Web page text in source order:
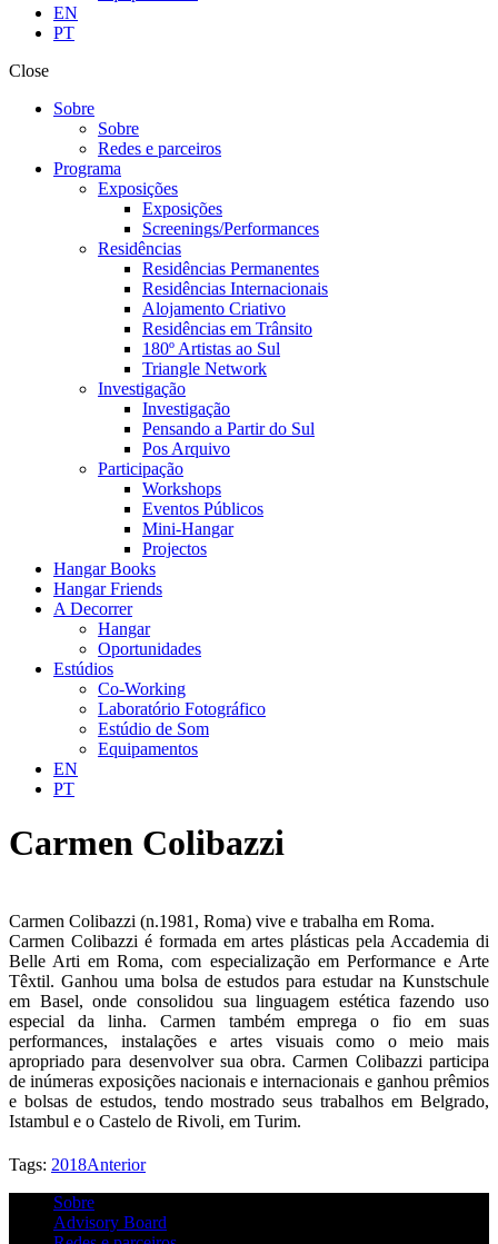
EN
PT
Close
Sobre
Sobre
Redes e parceiros
Programa
Exposições
Exposições
Screenings/Performances
Residências
Residências Permanentes
Residências Internacionais
Alojamento Criativo
Residências em Trânsito
180º Artistas ao Sul
Triangle Network
Investigação
Investigação
Pensando a Partir do Sul
Pos Arquivo
Participação
Workshops
Eventos Públicos
Mini-Hangar
Projectos
Hangar Books
Hangar Friends
A Decorrer
Hangar
Oportunidades
Estúdios
Co-Working
Laboratório Fotográfico
Estúdio de Som
Equipamentos
EN
PT
Carmen Colibazzi
Carmen Colibazzi (n.1981, Roma) vive e trabalha em Roma.
Carmen Colibazzi é formada em artes plásticas pela Accademia di
Belle Arti em Roma, com especialização em Performance e Arte
Têxtil. Ganhou uma bolsa de estudos para estudar na Kunstschule
em Basel, onde consolidou sua linguagem estética fazendo uso
especial da linha. Carmen também emprega o fio em suas
performances, instalações e artes visuais como o meio mais
apropriado para desenvolver sua obra. Carmen Colibazzi participa
de inúmeras exposições nacionais e internacionais e ganhou prêmios
e bolsas de estudos, tendo mostrado seus trabalhos em Belgrado,
Istambul e o Castelo de Rivoli, em Turim.
Tags: 2018Anterior
Sobre
Advisory Board